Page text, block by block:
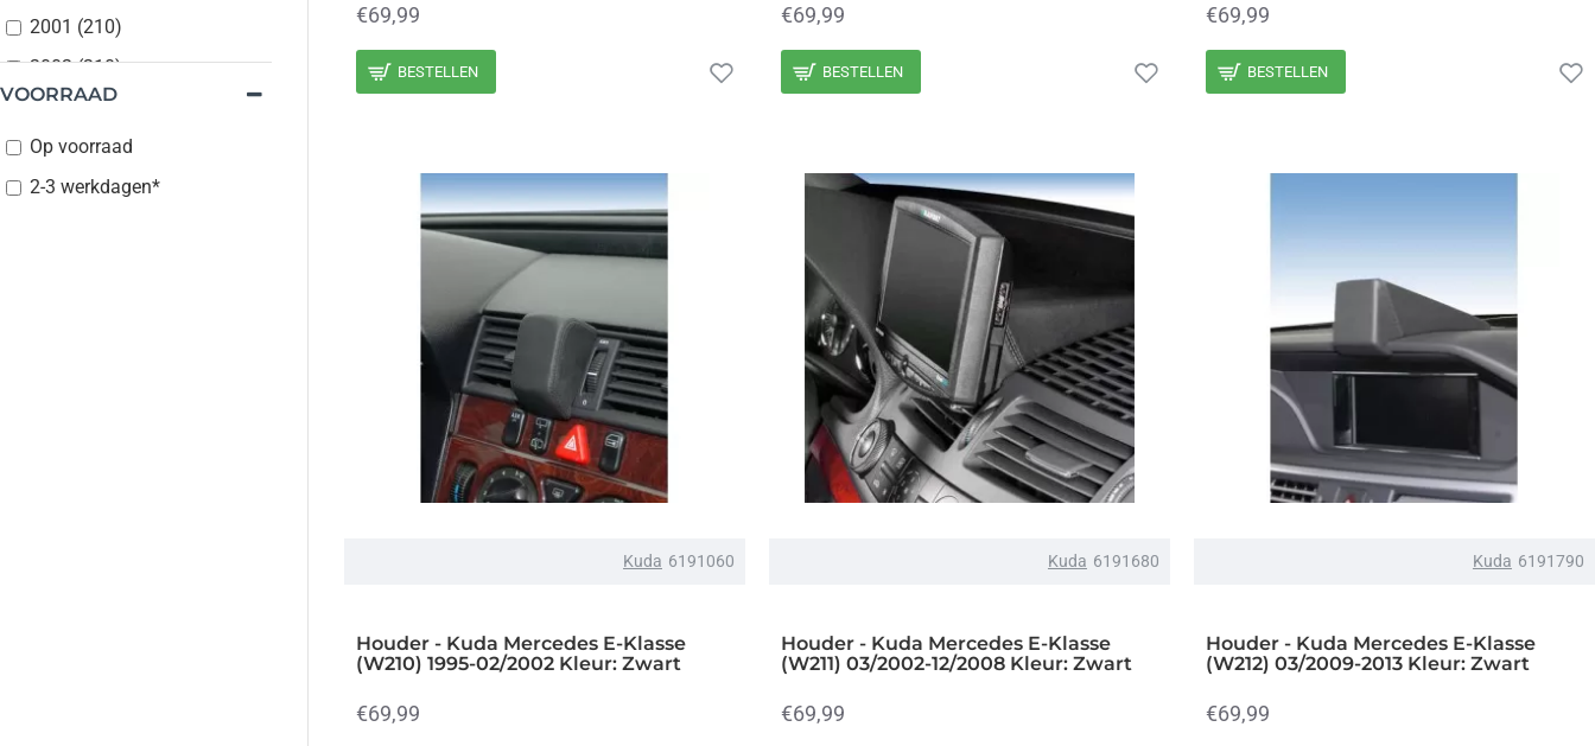
2001 (210)
2002 (210)
2002 (211)
2003 (211)
2004 (211)
VOORRAAD
Op voorraad
2-3 werkdagen*
€69,99
BESTELLEN
€69,99
BESTELLEN
€69,99
BESTELLEN
Kuda 6191060
Houder - Kuda Mercedes E-Klasse
(W210) 1995-02/2002 Kleur: Zwart
€69,99
Kuda 6191680
Houder - Kuda Mercedes E-Klasse
(W211) 03/2002-12/2008 Kleur: Zwart
€69,99
Kuda 6191790
Houder - Kuda Mercedes E-Klasse
(W212) 03/2009-2013 Kleur: Zwart
€69,99